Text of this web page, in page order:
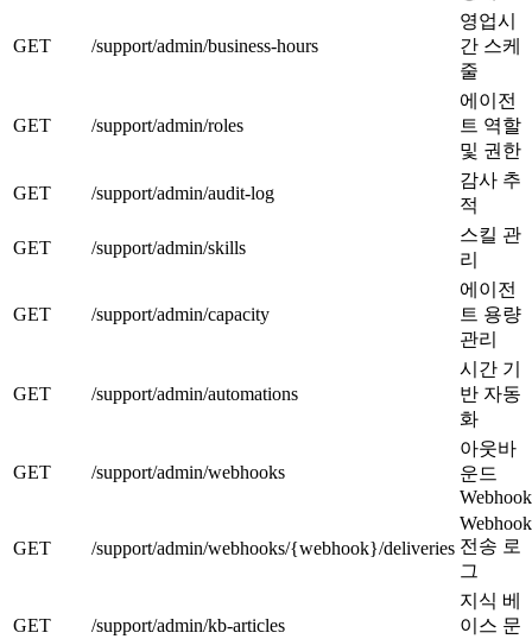
GET /support/admin/business-hours
영업시
간 스케
줄
GET /support/admin/roles
에이전
트 역할
및 권한
GET /support/admin/audit-log
감사 추
적
GET /support/admin/skills
스킬 관
리
GET /support/admin/capacity
에이전
트 용량
관리
GET /support/admin/automations
시간 기
반 자동
화
GET /support/admin/webhooks
아웃바
운드
Webhook
GET /support/admin/webhooks/{webhook}/deliveries
Webhook
전송 로
그
GET /support/admin/kb-articles
지식 베
이스 문